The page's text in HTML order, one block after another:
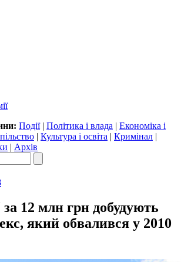
Події| Політика і влада | Економіка і
| Культура і освіта | Кримінал |
| Архів
12 млн грн добудують
який обвалився у 2010